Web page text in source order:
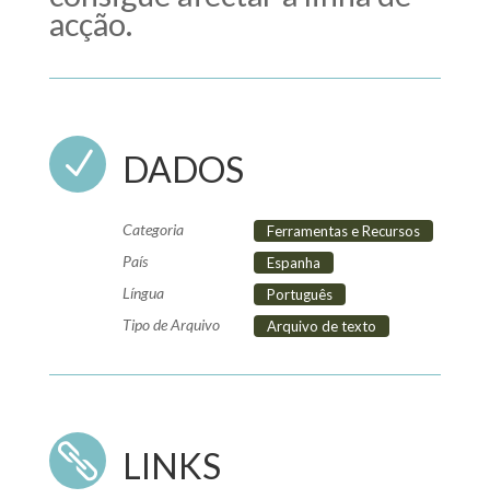
acção.
N DADOS
Categoria Ferramentas e Recursos
País Espanha
Língua Português
Tipo de Arquivo Arquivo de texto
 LINKS